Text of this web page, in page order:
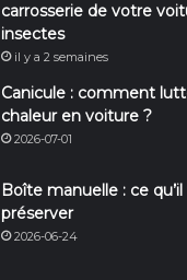
carrosserie de votre
insectes
il y a 2 semaines
Canicule : comment
chaleur en voiture ?
2026-07-01
Boîte manuelle : ce
préserver
2026-06-24